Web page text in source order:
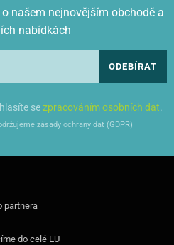
našem nejnovějším obchodě a
nabídkách
ODEBÍRAT
sezpracováním osobních dat.
zásady ochrany dat (GDPR)
partnera
do celé EU